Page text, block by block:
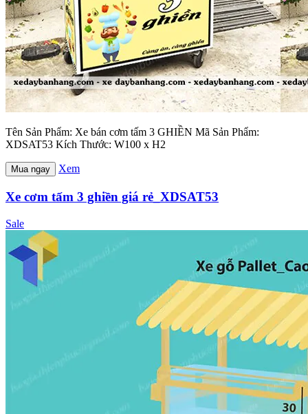
Tên Sản Phẩm: Xe bán cơm tấm 3 GHIỀN Mã Sản Phẩm:
XDSAT53 Kích Thước: W100 x H2
Mua ngay Xem
Xe cơm tấm 3 ghiền giá rẻ_XDSAT53
Sale